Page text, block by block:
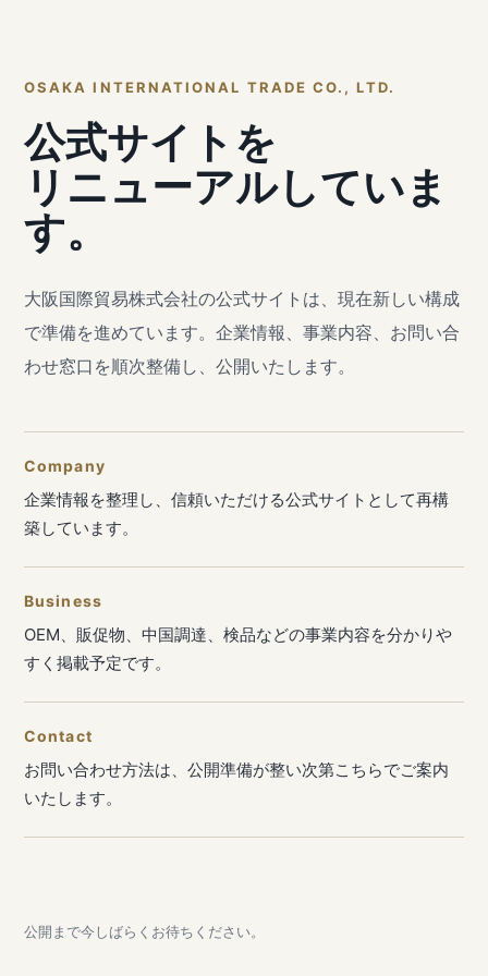
OSAKA INTERNATIONAL TRADE CO., LTD.
公式サイトを
リニューアルしていま
す。
大阪国際貿易株式会社の公式サイトは、現在新しい構成
で準備を進めています。企業情報、事業内容、お問い合
わせ窓口を順次整備し、公開いたします。
Company
企業情報を整理し、信頼いただける公式サイトとして再構
築しています。
Business
OEM、販促物、中国調達、検品などの事業内容を分かりや
すく掲載予定です。
Contact
お問い合わせ方法は、公開準備が整い次第こちらでご案内
いたします。
公開まで今しばらくお待ちください。